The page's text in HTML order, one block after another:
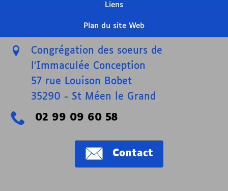
Liens
Plan du site Web
Congrégation des soeurs de
l’Immaculée Conception
57 rue Louison Bobet
35290 - St Méen le Grand
02 99 09 60 58
Contact